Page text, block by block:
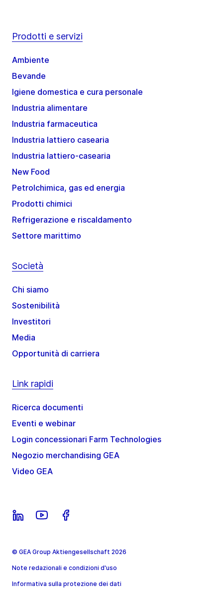
Prodotti e servizi
Ambiente
Bevande
Igiene domestica e cura personale
Industria alimentare
Industria farmaceutica
Industria lattiero casearia
Industria lattiero-casearia
New Food
Petrolchimica, gas ed energia
Prodotti chimici
Refrigerazione e riscaldamento
Settore marittimo
Società
Chi siamo
Sostenibilità
Investitori
Media
Opportunità di carriera
Link rapidi
Ricerca documenti
Eventi e webinar
Login concessionari Farm Technologies
Negozio merchandising GEA
Video GEA
© GEA Group Aktiengesellschaft 2026
Note redazionali e condizioni d'uso
Informativa sulla protezione dei dati